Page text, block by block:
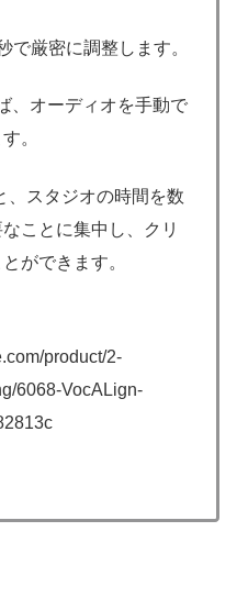
で厳密に調整します。
、オーディオを手動で
。
、スタジオの時間を数
ことに集中し、クリ
ができます。
product/2-
6068-VocALign-